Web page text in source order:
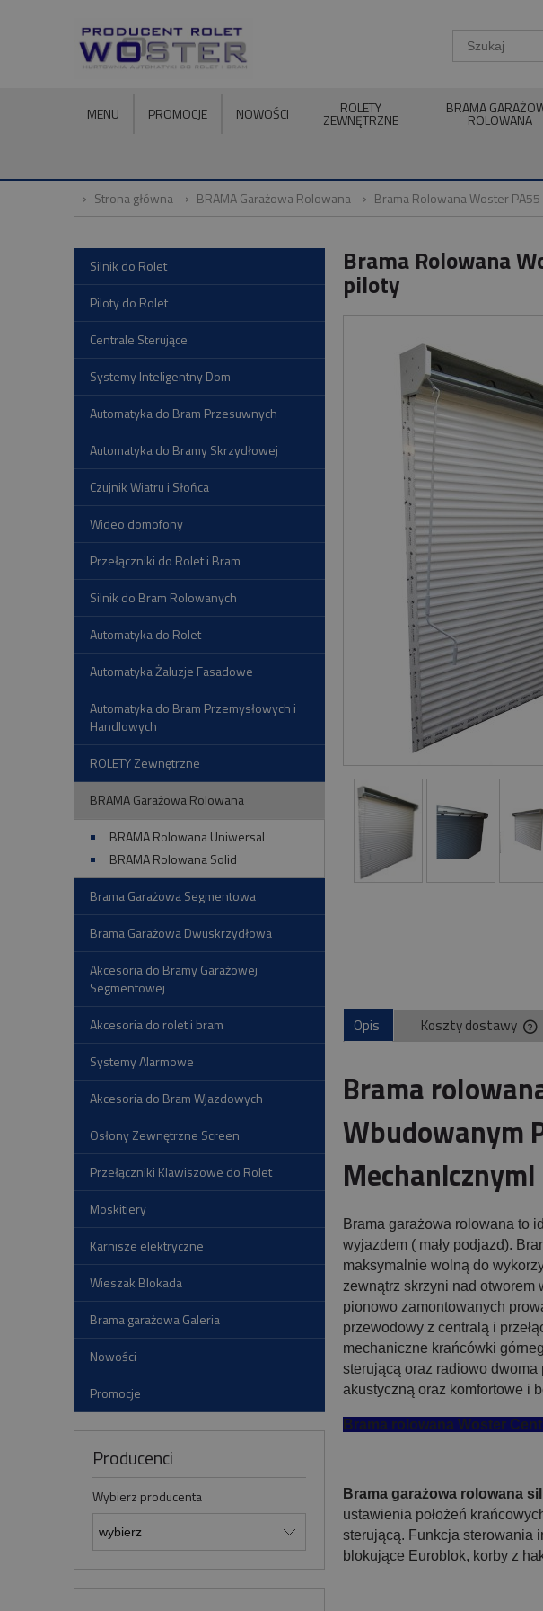
MENU PROMOCJE NOWOŚCI ROLETY
ZEWNĘTRZNE
BRAMA
ROLOWANA
Strona główna BRAMA Garażowa Rolowana Brama Rolowana Woster
Silnik do Rolet
Piloty do Rolet
Centrale Sterujące
Systemy Inteligentny Dom
Automatyka do Bram Przesuwnych
Automatyka do Bramy Skrzydłowej
Czujnik Wiatru i Słońca
Wideo domofony
Przełączniki do Rolet i Bram
Silnik do Bram Rolowanych
Automatyka do Rolet
Automatyka Żaluzje Fasadowe
Automatyka do Bram Przemysłowych i
Handlowych
ROLETY Zewnętrzne
BRAMA Garażowa Rolowana
BRAMA Rolowana Uniwersal
BRAMA Rolowana Solid
Brama Garażowa Segmentowa
Brama Garażowa Dwuskrzydłowa
Akcesoria do Bramy Garażowej
Segmentowej
Akcesoria do rolet i bram
Systemy Alarmowe
Akcesoria do Bram Wjazdowych
Osłony Zewnętrzne Screen
Przełączniki Klawiszowe do Rolet
Moskitiery
Karnisze elektryczne
Wieszak Blokada
Brama garażowa Galeria
Nowości
Promocje
Producenci
Wybierz producenta
Brama Rolowana
piloty
Opis Koszty dostawy
Brama
Wbudowanym
Brama garażowa rolowana to
wyjazdem ( mały podjazd).
maksymalnie wolną do
zewnątrz skrzyni nad otworem
pionowo zamontowanych
przewodowy z centralą i
mechaniczne krańcówki
sterującą oraz radiowo
akustyczną oraz komfortowe i
Brama rolowana Woster
Brama garażowa rolowana
ustawienia położeń
sterującą. Funkcja sterowania
blokujące Euroblok, korby z